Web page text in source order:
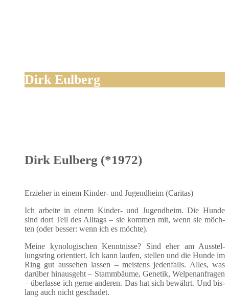
Dirk Eulberg
Dirk Eulberg (*1972)
Erzie­her in einem Kin­der- und Jugend­heim (Cari­tas)
Ich arbei­te in einem Kin­der- und Jugend­heim. Die Hun­de
sind dort Teil des All­tags – sie kom­men mit, wenn sie möch­
ten (oder bes­ser: wenn ich es möchte).
Mei­ne kyno­lo­gi­schen Kennt­nis­se? Sind eher am Aus­stel­
lungs­ring ori­en­tiert. Ich kann lau­fen, stel­len und die Hun­de im
Ring gut aus­se­hen las­sen – meis­tens jeden­falls. Alles, was
dar­über hin­aus­geht – Stamm­bäu­me, Gene­tik, Wel­pen­an­fra­gen
– über­las­se ich ger­ne ande­ren. Das hat sich bewährt. Und bis­
lang auch nicht geschadet.